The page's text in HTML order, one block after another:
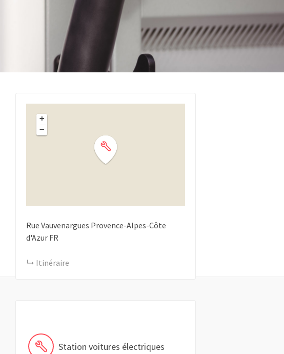
+
−
Rue Vauvenargues Provence-Alpes-Côte
d'Azur FR
Itinéraire
Station voitures électriques